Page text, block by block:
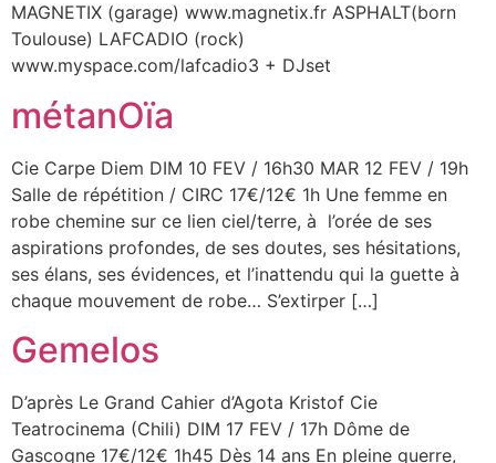
MAGNETIX (garage) www.magnetix.fr ASPHALT(born
Toulouse) LAFCADIO (rock)
www.myspace.com/lafcadio3 + DJset
métanOïa
Cie Carpe Diem DIM 10 FEV / 16h30 MAR 12 FEV / 19h
Salle de répétition / CIRC 17€/12€ 1h Une femme en
robe chemine sur ce lien ciel/terre, à l’orée de ses
aspirations profondes, de ses doutes, ses hésitations,
ses élans, ses évidences, et l’inattendu qui la guette à
chaque mouvement de robe… S’extirper […]
Gemelos
D’après Le Grand Cahier d’Agota Kristof Cie
Teatrocinema (Chili) DIM 17 FEV / 17h Dôme de
Gascogne 17€/12€ 1h45 Dès 14 ans En pleine guerre,